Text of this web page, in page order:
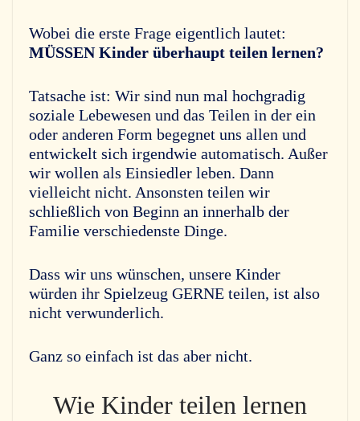
Wobei die erste Frage eigentlich lautet:
MÜSSEN Kinder überhaupt teilen lernen?
Tatsache ist: Wir sind nun mal hochgradig
soziale Lebewesen und das Teilen in der ein
oder anderen Form begegnet uns allen und
entwickelt sich irgendwie automatisch. Außer
wir wollen als Einsiedler leben. Dann
vielleicht nicht. Ansonsten teilen wir
schließlich von Beginn an innerhalb der
Familie verschiedenste Dinge.
Dass wir uns wünschen, unsere Kinder
würden ihr Spielzeug GERNE teilen, ist also
nicht verwunderlich.
Ganz so einfach ist das aber nicht.
Wie Kinder teilen lernen